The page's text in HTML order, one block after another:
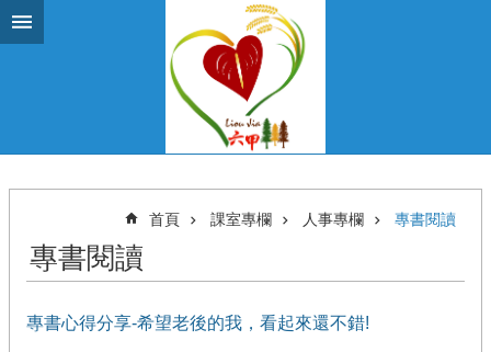
跳到主要內容區塊
首頁 課室專欄 人事專欄 專書閱讀
專書閱讀
專書心得分享-希望老後的我，看起來還不錯!